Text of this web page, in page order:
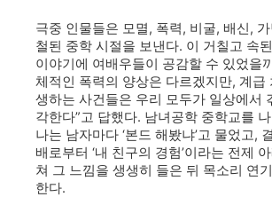
극중 인물들은 모멸, 폭력, 비굴, 배신,
철된 중학 시절을 보낸다. 이 거칠고 속
이야기에 여배우들이 공감할 수 있었을
체적인 폭력의 양상은 다르겠지만, 계급
생하는 사건들은 우리 모두가 일상에서
각한다”고 답했다. 남녀공학 중학교를
나는 남자마다 ‘본드 해봤냐’고 물었고,
배로부터 ‘내 친구의 경험’이라는 전제
쳐 그 느낌을 생생히 들은 뒤 목소리 연
한다.